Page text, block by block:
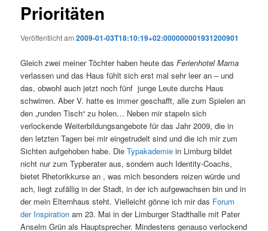
Prioritäten
Veröffentlicht am2009-01-03T18:10:19+02:000000001931200901
Gleich zwei meiner Töchter haben heute dasFerienhotel Mama
verlassen und das Haus fühlt sich erst mal sehr leer an – und
das, obwohl auch jetzt noch fünf junge Leute durchs Haus
schwirren. Aber V. hatte es immer geschafft, alle zum Spielen an
den „runden Tisch“ zu holen… Neben mir stapeln sich
verlockende Weiterbildungsangebote für das Jahr 2009, die in
den letzten Tagen bei mir eingetrudelt sind und die ich mir zum
Sichten aufgehoben habe. DieTypakademie in Limburg bildet
nicht nur zum Typberater aus, sondern auch Identity-Coachs,
bietet Rhetorikkurse an , was mich besonders reizen würde und
ach, liegt zufällig in der Stadt, in der ich aufgewachsen bin und in
der mein Elternhaus steht. Vielleicht gönne ich mir das Forum
der Inspiration am 23. Mai in der Limburger Stadthalle mit Pater
Anselm Grün als Hauptsprecher. Mindestens genauso verlockend